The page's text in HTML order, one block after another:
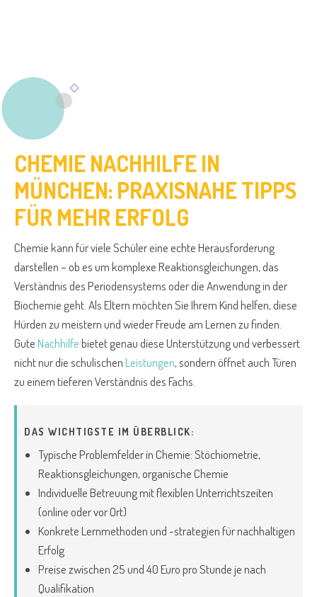
CHEMIE NACHHILFE IN
MÜNCHEN: PRAXISNAHE TIPPS
FÜR MEHR ERFOLG
Chemie kann für viele Schüler eine echte Herausforderung
darstellen – ob es um komplexe Reaktionsgleichungen, das
Verständnis des Periodensystems oder die Anwendung in der
Biochemie geht. Als Eltern möchten Sie Ihrem Kind helfen, diese
Hürden zu meistern und wieder Freude am Lernen zu finden.
GuteNachhilfebietet genau diese Unterstützung und verbessert
nicht nur die schulischenLeistungen, sondern öffnet auch Türen
zu einem tieferen Verständnis des Fachs.
DAS WICHTIGSTE IM ÜBERBLICK:
Typische Problemfelder in Chemie: Stöchiometrie,
Reaktionsgleichungen, organische Chemie
Individuelle Betreuung mit flexiblen Unterrichtszeiten
(online oder vor Ort)
Konkrete Lernmethoden und -strategien für nachhaltigen
Erfolg
Preise zwischen 25 und 40 Euro pro Stunde je nach
Qualifikation